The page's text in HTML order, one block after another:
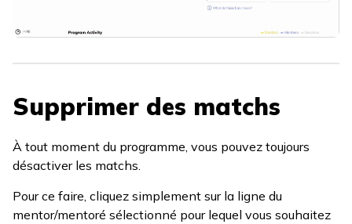
Supprimer des matchs
À tout moment du programme, vous pouvez toujours
désactiver les matchs.
Pour ce faire, cliquez simplement sur la ligne du
mentor/mentoré sélectionné pour lequel vous souhaitez